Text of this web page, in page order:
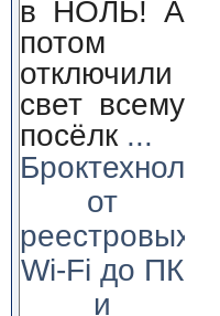
в НОЛЬ! А
потом
отключили
свет всему
посёлк ...
от
реестровых
Wi-Fi до ПК
и